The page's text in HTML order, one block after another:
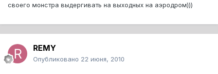
своего монстра выдергивать на выходных на аэродром)))
REMY
Опубликовано 22 июня, 2010